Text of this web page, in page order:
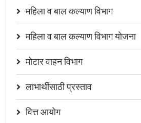
महिला व बाल कल्याण विभाग
महिला व बाल कल्याण विभाग योजना
मोटार वाहन विभाग
लाभार्थीसाठी प्रस्ताव
वित्त आयोग